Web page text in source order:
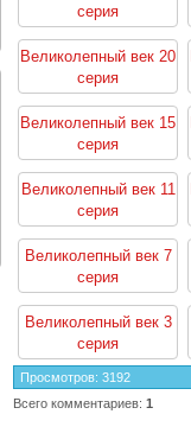
серия
Великолепный век 20
серия
Великолепный век 15
серия
Великолепный век 11
серия
Великолепный век 7
серия
Великолепный век 3
серия
Просмотров: 3192
Всего комментариев: 1